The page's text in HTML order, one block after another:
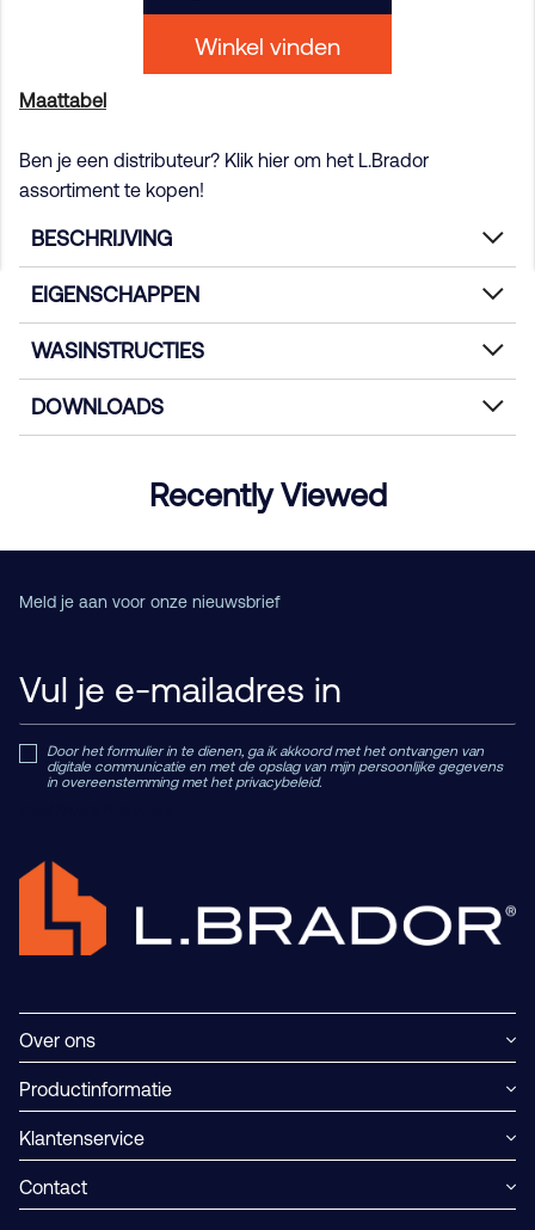
Winkel vinden
Maattabel
Ben je een distributeur? Klik hier om het L.Brador
assortiment te kopen!
BESCHRIJVING
EIGENSCHAPPEN
WASINSTRUCTIES
DOWNLOADS
Recently Viewed
Meld je aan voor onze nieuwsbrief
Door het formulier in te dienen, ga ik akkoord met het ontvangen van
digitale communicatie en met de opslag van mijn persoonlijke gegevens
in overeenstemming met het privacybeleid.
Over ons
Productinformatie
Klantenservice
Contact